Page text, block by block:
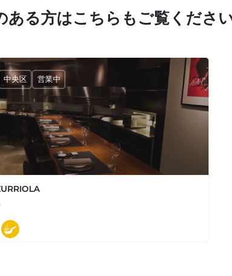
ある方はこちらもご覧くださ
03-3289-5331
日本、東京都中央区銀座６丁目８−７ ZURRIOLAースリオラー
中央区 営業中